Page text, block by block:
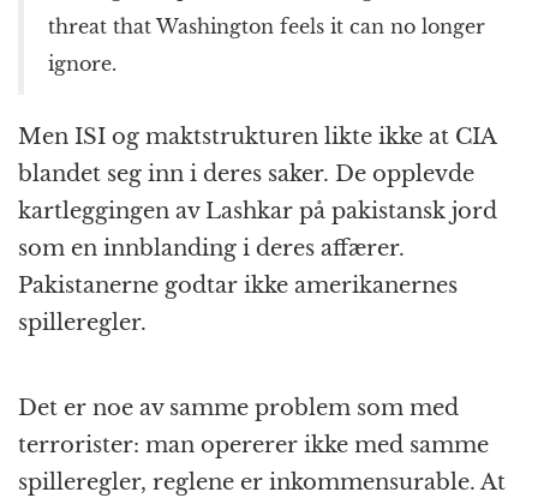
threat that Washington feels it can no longer
ignore.
Men ISI og maktstrukturen likte ikke at CIA
blandet seg inn i deres saker. De opplevde
kartleggingen av Lashkar på pakistansk jord
som en innblanding i deres affærer.
Pakistanerne godtar ikke amerikanernes
spilleregler.
Det er noe av samme problem som med
terrorister: man opererer ikke med samme
spilleregler, reglene er inkommensurable. At